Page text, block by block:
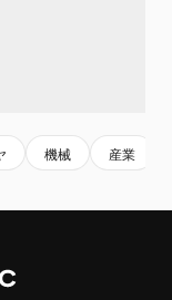
機械 産業